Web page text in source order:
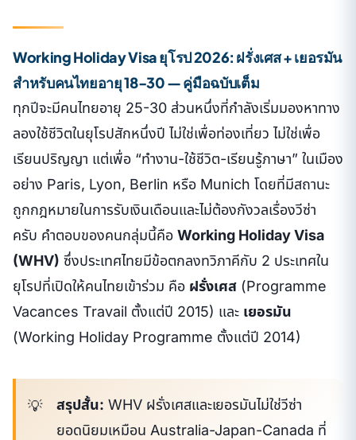
Working Holiday Visa ยุโรป 2026: ฝรั่งเศส + เยอรมัน
สำหรับคนไทยอายุ 18-30 — คู่มือฉบับเต็ม
ทุกปีจะมีคนไทยอายุ 25-30 ส่วนหนึ่งที่กำลังเริ่มมองหาทาง
ลองใช้ชีวิตในยุโรปสักหนึ่งปี ไม่ใช่เพื่อท่องเที่ยว ไม่ใช่เพื่อ
เรียนปริญญา แต่เพื่อ “ทำงาน-ใช้ชีวิต-เรียนรู้ภาษา” ในเมือง
อย่าง Paris, Lyon, Berlin หรือ Munich โดยที่มีสถานะ
ถูกกฎหมายในการรับเงินเดือนและไม่ต้องกังวลเรื่องวีซ่า
ครับ คำตอบของคนกลุ่มนี้คือ Working Holiday Visa
(WHV) ซึ่งประเทศไทยมีข้อตกลงทวิภาคีกับ 2 ประเทศใน
ยุโรปที่เปิดให้คนไทยเข้าร่วม คือ ฝรั่งเศส (Programme
Vacances Travail ตั้งแต่ปี 2015) และ เยอรมัน
(Working Holiday Programme ตั้งแต่ปี 2014)
สรุปสั้น: WHV ฝรั่งเศสและเยอรมันไม่ใช่วีซ่า
ยอดนิยมเหมือน Australia-Japan-Canada ที่